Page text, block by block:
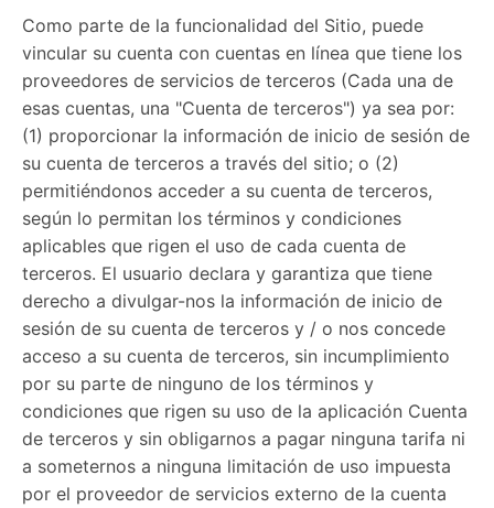
Como parte de la funcionalidad del Sitio, puede
vincular su cuenta con cuentas en línea que tiene los
proveedores de servicios de terceros (Cada una de
esas cuentas, una "Cuenta de terceros") ya sea por:
(1) proporcionar la información de inicio de sesión de
su cuenta de terceros a través del sitio; o (2)
permitiéndonos acceder a su cuenta de terceros,
según lo permitan los términos y condiciones
aplicables que rigen el uso de cada cuenta de
terceros. El usuario declara y garantiza que tiene
derecho a divulgar-nos la información de inicio de
sesión de su cuenta de terceros y / o nos concede
acceso a su cuenta de terceros, sin incumplimiento
por su parte de ninguno de los términos y
condiciones que rigen su uso de la aplicación Cuenta
de terceros y sin obligarnos a pagar ninguna tarifa ni
a someternos a ninguna limitación de uso impuesta
por el proveedor de servicios externo de la cuenta